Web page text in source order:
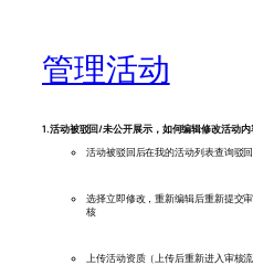
管理活动
1.活动被驳回/未公开展示，如何编辑修改活动内
活动被驳回后在我的活动列表查询驳
选择立即修改，重新编辑后重新提交
核
上传活动资质（上传后重新进入审核流